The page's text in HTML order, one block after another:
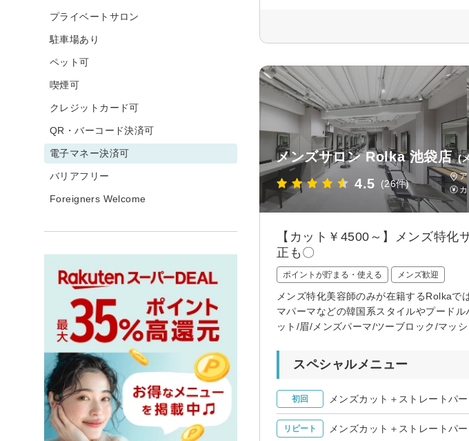
メンズサロン Rolka 池袋店 (
4.5 (26件)
カ
【カット￥4500～】メンズ特
正も〇
ポイントが貯まる・使える メンズ歓迎
メンズ特化美容師のみが在籍するRolka
マパーマなどの韓国系スタイルやプード
ット/眉/メンズパーマ/ツーブロック/マッ
スペシャルメニュー
初回 メンズカット＋ストレートパ
リピート メンズカット＋ストレートパ
プライベートサロン
駐車場あり
ペット可
喫煙可
クレジットカード可
QR・バーコード決済可
電子マネー決済可
バリアフリー
Foreigners Welcome